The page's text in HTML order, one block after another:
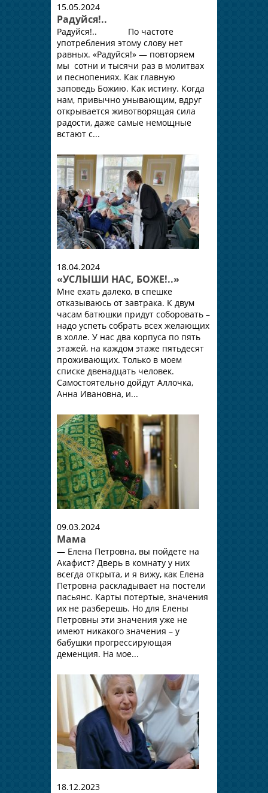
15.05.2024
Радуйся!..
Радуйся!.. По частоте
употребления этому слову нет
равных. «Радуйся!» — повторяем
мы сотни и тысячи раз в молитвах
и песнопениях. Как главную
заповедь Божию. Как истину. Когда
нам, привычно унывающим, вдруг
открывается животворящая сила
радости, даже самые немощные
встают с...
18.04.2024
«УСЛЫШИ НАС, БОЖЕ!..»
Мне ехать далеко, в спешке
отказываюсь от завтрака. К двум
часам батюшки придут соборовать –
надо успеть собрать всех желающих
в холле. У нас два корпуса по пять
этажей, на каждом этаже пятьдесят
проживающих. Только в моем
списке двенадцать человек.
Самостоятельно дойдут Аллочка,
Анна Ивановна, и...
09.03.2024
Мама
— Елена Петровна, вы пойдете на
Акафист? Дверь в комнату у них
всегда открыта, и я вижу, как Елена
Петровна раскладывает на постели
пасьянс. Карты потертые, значения
их не разберешь. Но для Елены
Петровны эти значения уже не
имеют никакого значения – у
бабушки прогрессирующая
деменция. На мое...
18.12.2023